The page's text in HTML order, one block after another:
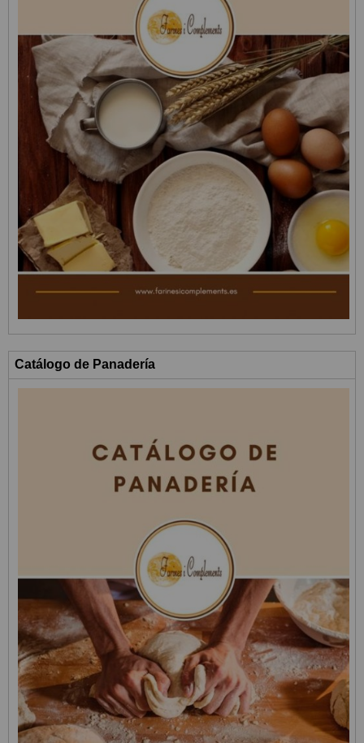
Catálogo de Panadería